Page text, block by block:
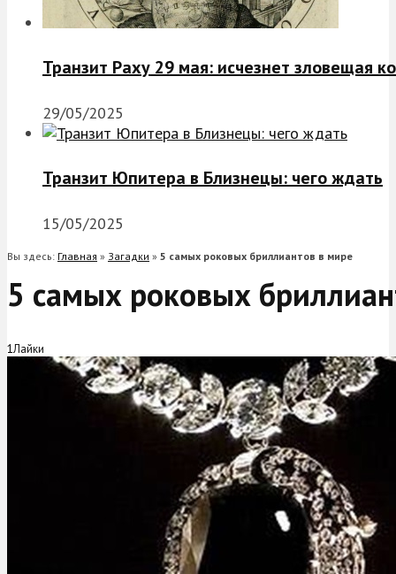
Транзит Раху 29 мая: исчезнет зловещая
29/05/2025
Транзит Юпитера в Близнецы: чего ждать
15/05/2025
Вы здесь: Главная » Загадки » 5 самых роковых бриллиантов в мире
5 самых роковых
1Лайки